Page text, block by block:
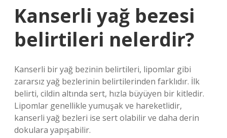
Kanserli yağ bezesi
belirtileri nelerdir?
Kanserli bir yağ bezinin belirtileri, lipomlar gibi
zararsız yağ bezlerinin belirtilerinden farklıdır. İlk
belirti, cildin altında sert, hızla büyüyen bir kitledir.
Lipomlar genellikle yumuşak ve hareketlidir,
kanserli yağ bezleri ise sert olabilir ve daha derin
dokulara yapışabilir.